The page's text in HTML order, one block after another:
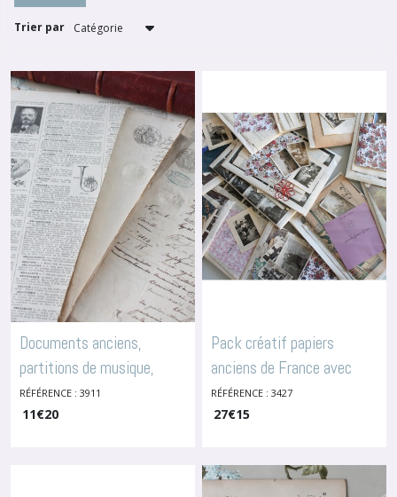
Trier par
Documents anciens,
partitions de musique,
pages de dictionnaire
Créatifs De Papiers Anciens
RÉFÉRENCE : 3911
11€20
Pack créatif papiers
anciens de France avec
carte ancienne, partitions
musique, photos anciennes
collage, 3427-Packs Créatifs
De Papiers Anciens
RÉFÉRENCE : 3427
27€15